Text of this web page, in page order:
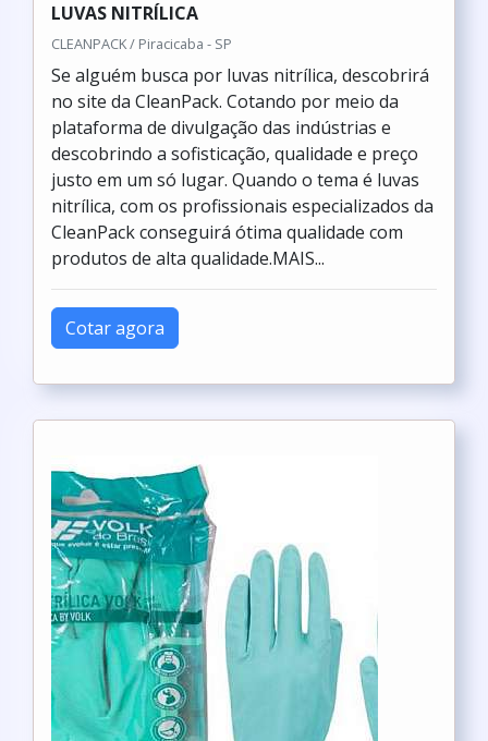
LUVAS NITRÍLICA
CLEANPACK / Piracicaba - SP
Se alguém busca por luvas nitrílica, descobrirá
no site da CleanPack. Cotando por meio da
plataforma de divulgação das indústrias e
descobrindo a sofisticação, qualidade e preço
justo em um só lugar. Quando o tema é luvas
nitrílica, com os profissionais especializados da
CleanPack conseguirá ótima qualidade com
produtos de alta qualidade.MAIS...
Cotar agora